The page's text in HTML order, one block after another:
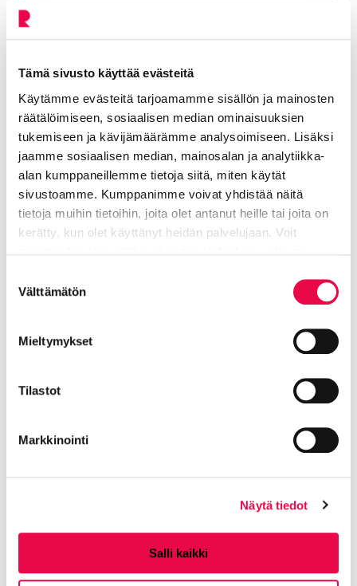
Tämä sivusto käyttää evästeitä
Käytämme evästeitä tarjoamamme sisällön ja mainosten
räätälöimiseen, sosiaalisen median ominaisuuksien
tukemiseen ja kävijämäärämme analysoimiseen. Lisäksi
jaamme sosiaalisen median, mainosalan ja analytiikka-
alan kumppaneillemme tietoja siitä, miten käytät
sivustoamme. Kumppanimme voivat yhdistää näitä
tietoja muihin tietoihin, joita olet antanut heille tai joita on
kerätty, kun olet käyttänyt heidän palvelujaan. Voit
valinta
Välttämätön
Mieltymykset
Tilastot
Markkinointi
Näytä tiedot
Salli kaikki
Kansalaisopiston ja taidekoulun
Sivistyksen ja hyvinvoinnin toimiala
040 631 2685
sari.tenni@riihimaki.fi
Toimisto kansalaisopistolla (huone 209),
Puistikko 5. Sovi tapaaminen etukäteen.
Salokannel Suvi
Kansalaisopiston suunnittelijaopettaja
suvi.salokannel@riihimaki.fi
Sovio Susanna